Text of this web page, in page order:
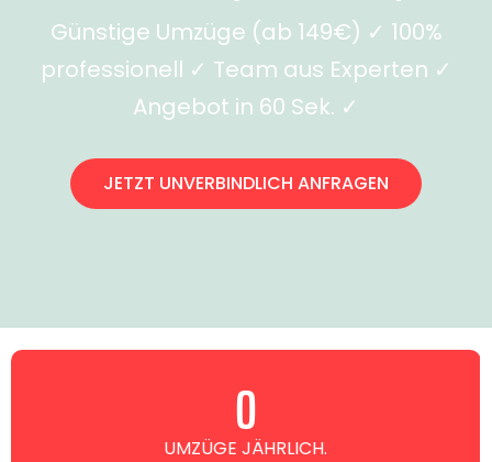
Günstige Umzüge (ab 149€) ✓ 100%
professionell ✓ Team aus Experten ✓
Angebot in 60 Sek. ✓
JETZT UNVERBINDLICH ANFRAGEN
UMZÜGE JÄHRLICH.
0